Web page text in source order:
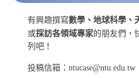
有興趣撰寫數學、地球科學、
或採訪各領域專家的朋友們，
列吧！
投稿信箱：ntucase@ntu.edu.tw